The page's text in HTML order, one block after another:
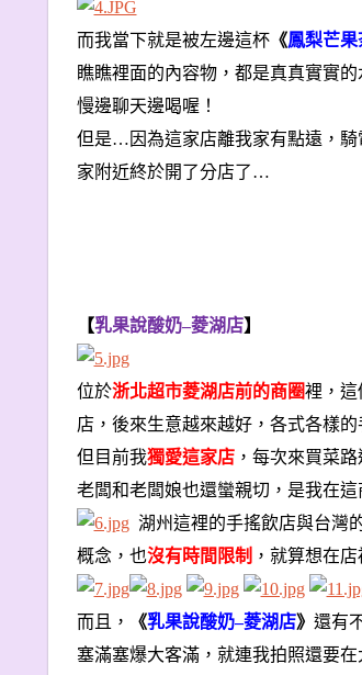
而我當下就是被左邊這杯《鳳梨芒果
瞧瞧裡面的內容物，都是真真實實的
慢邊聊天邊喝喔！
但是…因為這家店離我家有點遠，
家附近終於開了分店了…
【乳果說酸奶–菱湖店】
位於浙北超市菱湖店前的商圈裡，這
店，後來生意越來越好，各式各樣
但目前我獨愛這家店，每次來買菜路
老闆和老闆娘也還蠻親切，是我在
湖州這裡的手搖飲店與台灣
概念，也沒有時間限制 ，就算想在
而且， 《乳果說酸奶–菱湖店》 還有
塞滿塞爆大客滿，就連我拍照還要